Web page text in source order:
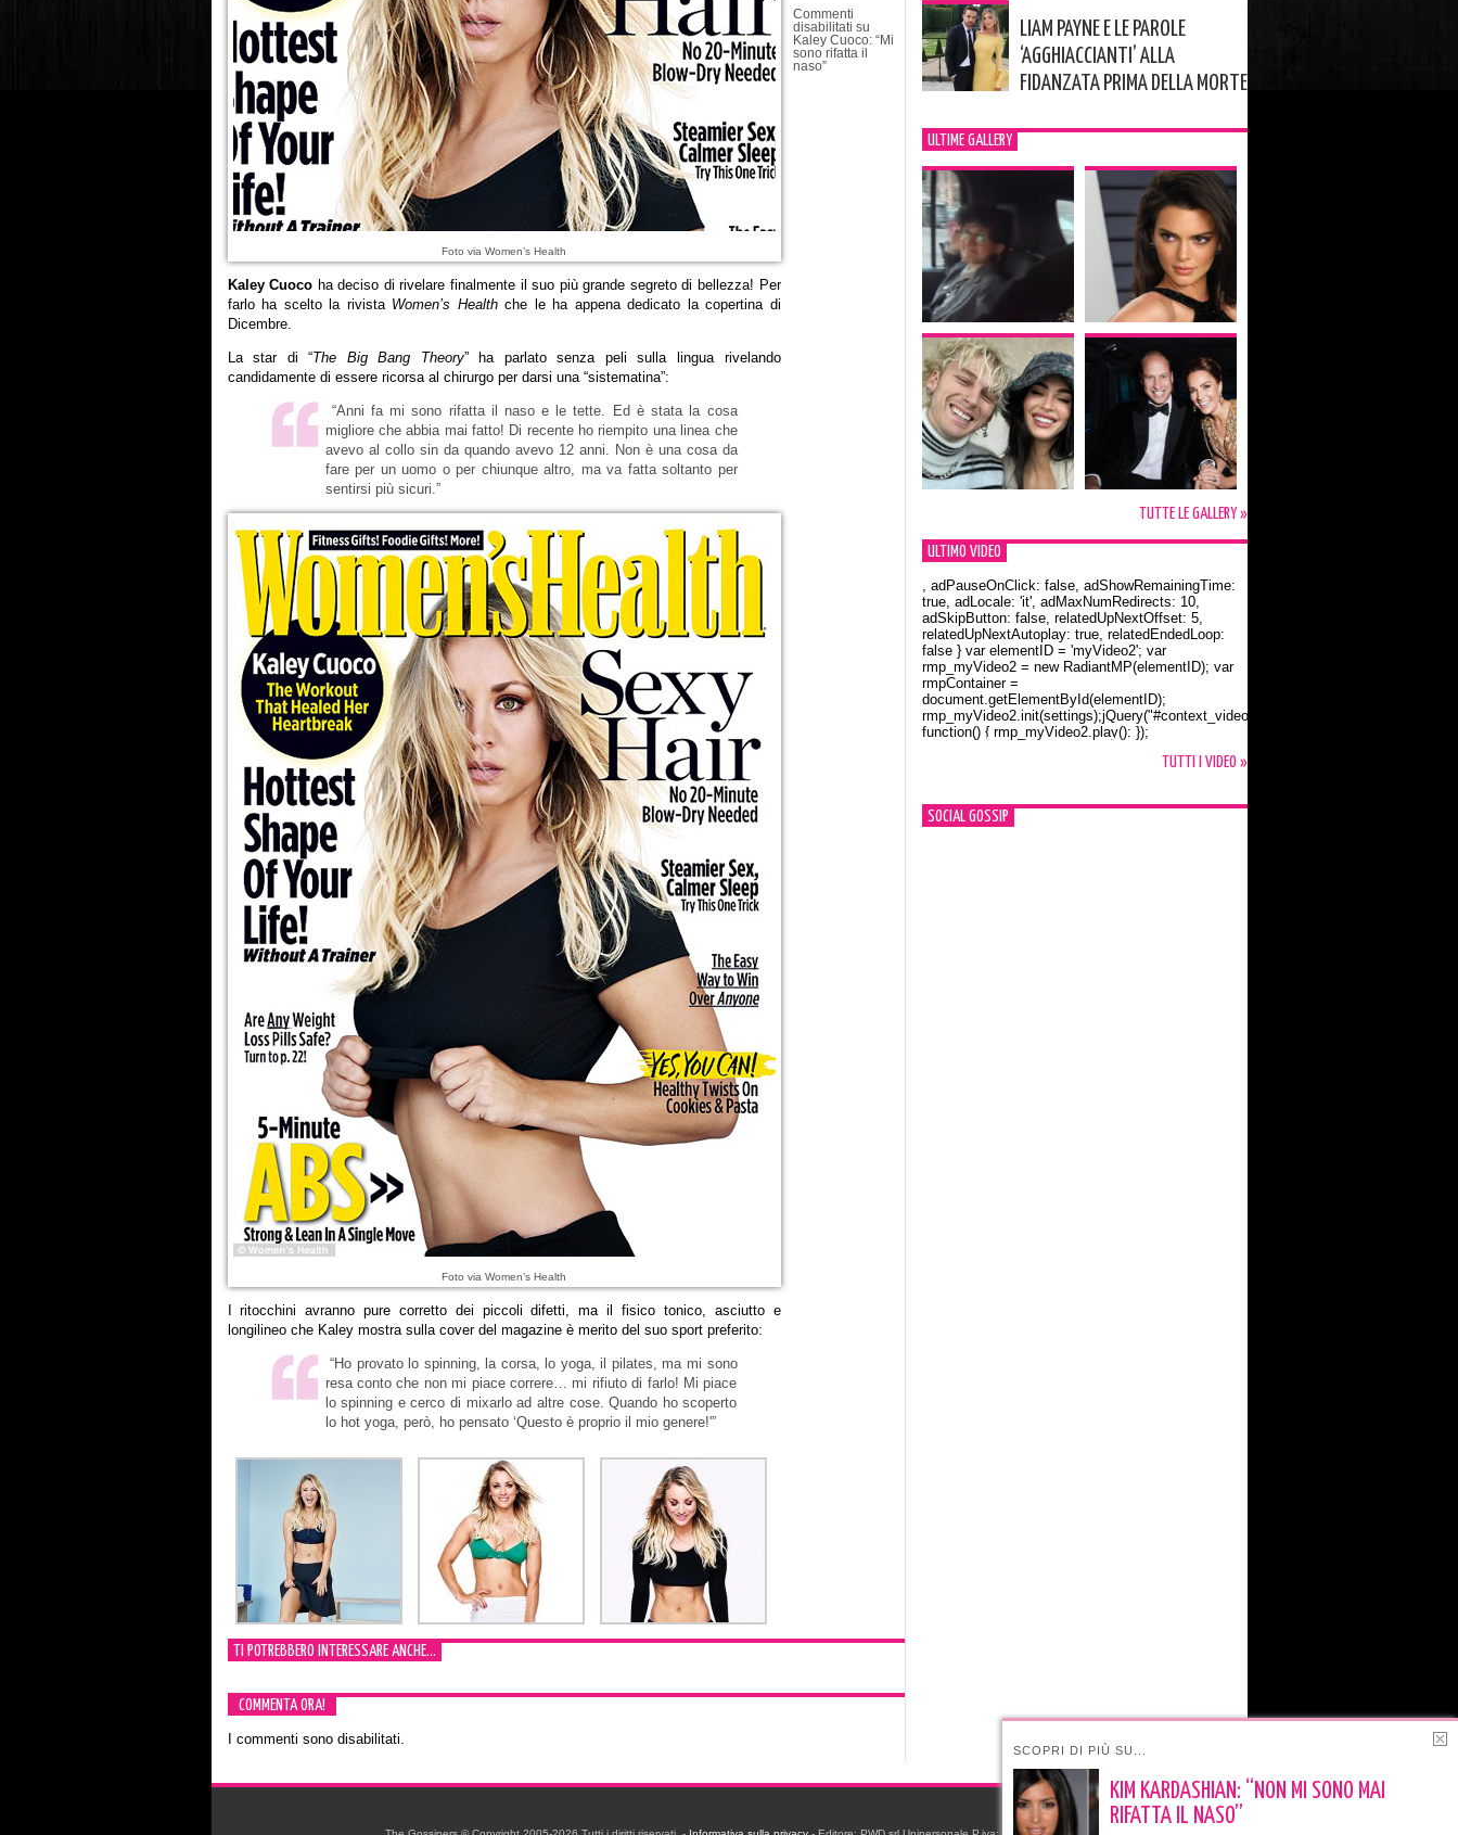
Foto via Women’s Health
Kaley Cuoco ha deciso di rivelare finalmente il suo più grande segreto di bellezza! Per
farlo ha scelto la rivista Women’s Healthche le ha appena dedicato la copertina di
Dicembre.
La star di “The Big Bang Theory” ha parlato senza peli sulla lingua rivelando
candidamente di essere ricorsa al chirurgo per darsi una “sistematina”:
“Anni fa mi sono rifatta il naso e le tette. Ed è stata la cosa
migliore che abbia mai fatto! Di recente ho riempito una linea che
avevo al collo sin da quando avevo 12 anni. Non è una cosa da
fare per un uomo o per chiunque altro, ma va fatta soltanto per
sentirsi più sicuri.”
Foto via Women’s Health
I ritocchini avranno pure corretto dei piccoli difetti, ma il fisico tonico, asciutto e
longilineo che Kaley mostra sulla cover del magazine è merito del suo sport preferito:
“Ho provato lo spinning, la corsa, lo yoga, il pilates, ma mi sono
resa conto che non mi piace correre… mi rifiuto di farlo! Mi piace
lo spinning e cerco di mixarlo ad altre cose. Quando ho scoperto
lo hot yoga, però, ho pensato ‘Questo è proprio il mio genere!'”
Commenti
disabilitati su
Kaley Cuoco: “Mi
sono rifatta il
naso”
TI POTREBBERO INTERESSARE ANCHE...
COMMENTA ORA!
I commenti sono disabilitati.
LIAM PAYNE E LE PAROLE
‘AGGHIACCIANTI’ ALLA
FIDANZATA PRIMA DELLA MORTE
ULTIME GALLERY
TUTTE LE GALLERY »
ULTIMO VIDEO
Orlando Bloom e la t-shirt dedicata a Flynn
, adPauseOnClick: false, adShowRemainingTime:
true, adLocale: 'it', adMaxNumRedirects: 10,
adSkipButton: false, relatedUpNextOffset: 5,
relatedUpNextAutoplay: true, relatedEndedLoop:
false } var elementID = 'myVideo2'; var
rmp_myVideo2 = new RadiantMP(elementID); var
rmpContainer =
document.getElementById(elementID);
rmp_myVideo2.init(settings);jQuery("#context_video2").one("mouseover",
function() { rmp_myVideo2.play(); });
TUTTI I VIDEO »
SOCIAL GOSSIP
SCOPRI DI PIÙ SU...
KIM KARDASHIAN: “NON MI SONO MAI
RIFATTA IL NASO”